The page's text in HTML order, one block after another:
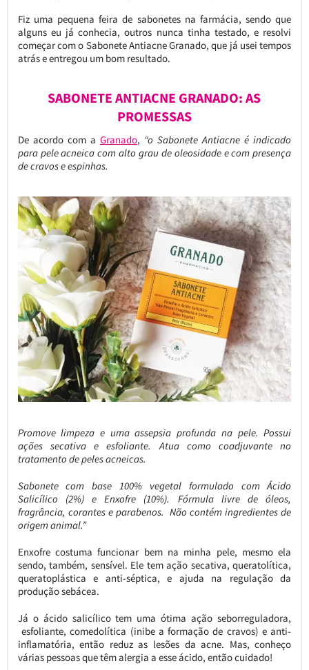
Fiz uma pequena feira de sabonetes na farmácia, sendo que
alguns eu já conhecia, outros nunca tinha testado, e resolvi
começar com o Sabonete Antiacne Granado, que já usei tempos
atrás e entregou um bom resultado.
SABONETE ANTIACNE GRANADO: AS
PROMESSAS
De acordo com a Granado, “o Sabonete Antiacne é indicado
para pele acneica com alto grau de oleosidade e com presença
de cravos e espinhas.
Promove limpeza e uma assepsia profunda na pele. Possui
ações secativa e esfoliante. Atua como coadjuvante no
tratamento de peles acneicas.
Sabonete com base 100% vegetal formulado com Ácido
Salicílico (2%) e Enxofre (10%). Fórmula livre de óleos,
fragrância, corantes e parabenos. Não contém ingredientes de
origem animal.”
Enxofre costuma funcionar bem na minha pele, mesmo ela
sendo, também, sensível. Ele tem ação secativa, queratolítica,
queratoplástica e anti-séptica, e ajuda na regulação da
produção sebácea.
Já o ácido salicílico tem uma ótima ação seborreguladora,
esfoliante, comedolítica (inibe a formação de cravos) e anti-
inflamatória, então reduz as lesões da acne. Mas, conheço
várias pessoas que têm alergia a esse ácido, então cuidado!